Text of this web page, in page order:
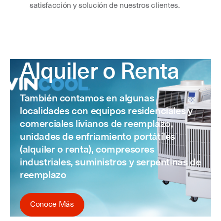
satisfacción y solución de nuestros clientes.
Alquiler o Renta
También contamos en algunas
localidades con equipos residenciales y
comerciales livianos de reemplazo,
unidades de enfriamiento portátiles
(alquiler o renta), compresores
industriales, suministros y serpentinas de
reemplazo
Conoce Más